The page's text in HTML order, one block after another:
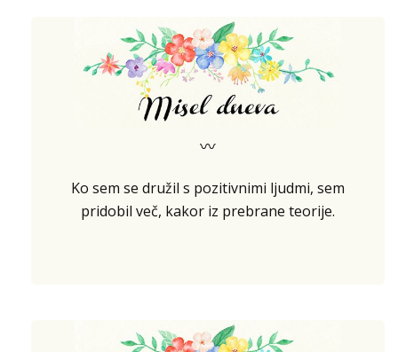
〰
Ko sem se družil s pozitivnimi ljudmi, sem
pridobil več, kakor iz prebrane teorije.